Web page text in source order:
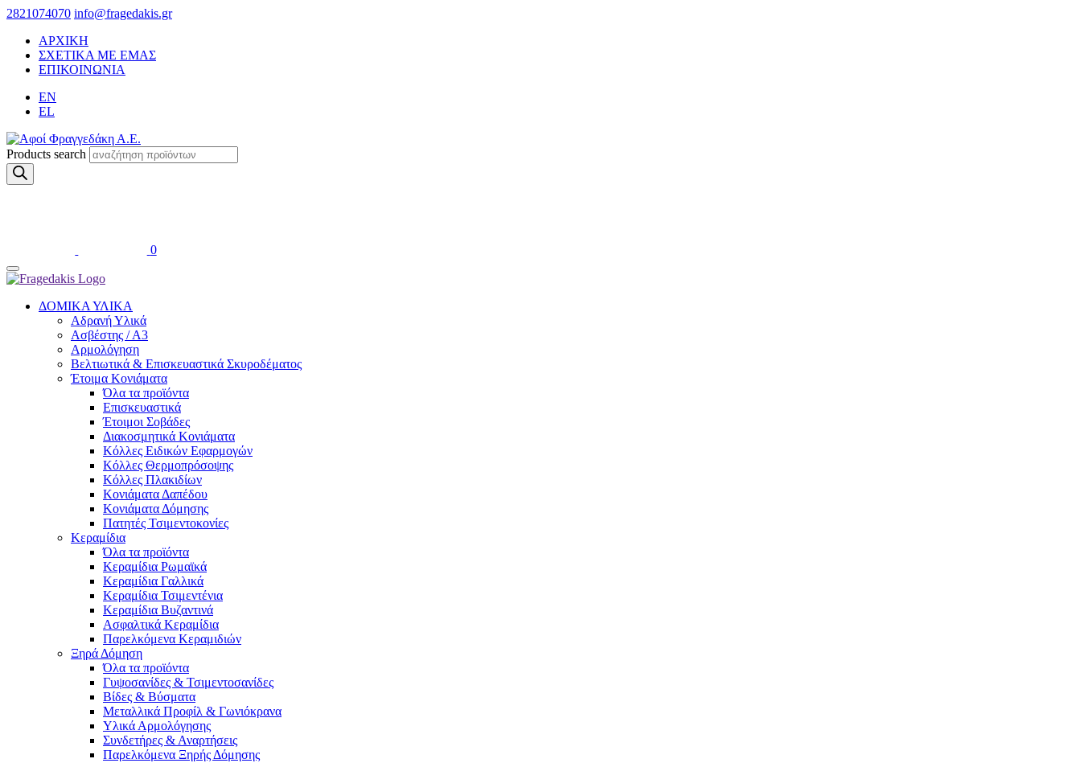
2821074070 info@fragedakis.gr
ΑΡΧΙΚΗ
ΣΧΕΤΙΚΑ ΜΕ ΕΜΑΣ
ΕΠΙΚΟΙΝΩΝΙΑ
EN
EL
Products search
0
ΔΟΜΙΚΑ ΥΛΙΚΑ
Αδρανή Υλικά
Ασβέστης / Α3
Αρμολόγηση
Βελτιωτικά & Επισκευαστικά Σκυροδέματος
Έτοιμα Κονιάματα
Όλα τα προϊόντα
Επισκευαστικά
Έτοιμοι Σοβάδες
Διακοσμητικά Κονιάματα
Κόλλες Ειδικών Εφαρμογών
Κόλλες Θερμοπρόσοψης
Κόλλες Πλακιδίων
Κονιάματα Δαπέδου
Κονιάματα Δόμησης
Πατητές Τσιμεντοκονίες
Κεραμίδια
Όλα τα προϊόντα
Κεραμίδια Ρωμαϊκά
Κεραμίδια Γαλλικά
Κεραμίδια Τσιμεντένια
Κεραμίδια Βυζαντινά
Ασφαλτικά Κεραμίδια
Παρελκόμενα Κεραμιδιών
Ξηρά Δόμηση
Όλα τα προϊόντα
Γυψοσανίδες & Τσιμεντοσανίδες
Βίδες & Βύσματα
Μεταλλικά Προφίλ & Γωνιόκρανα
Υλικά Αρμολόγησης
Συνδετήρες & Αναρτήσεις
Παρελκόμενα Ξηρής Δόμησης